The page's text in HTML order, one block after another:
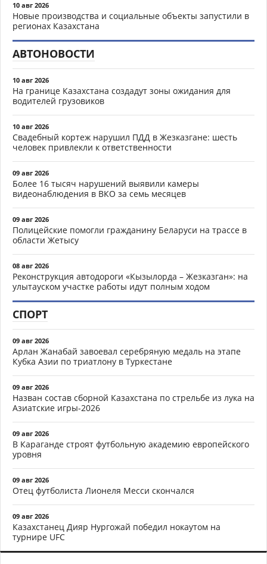
10 авг 2026
Новые производства и социальные объекты запустили в
регионах Казахстана
АВТОНОВОСТИ
10 авг 2026
На границе Казахстана создадут зоны ожидания для
водителей грузовиков
10 авг 2026
Свадебный кортеж нарушил ПДД в Жезказгане: шесть
человек привлекли к ответственности
09 авг 2026
Более 16 тысяч нарушений выявили камеры
видеонаблюдения в ВКО за семь месяцев
09 авг 2026
Полицейские помогли гражданину Беларуси на трассе в
области Жетысу
08 авг 2026
Реконструкция автодороги «Кызылорда – Жезказган»: на
улытауском участке работы идут полным ходом
СПОРТ
09 авг 2026
Арлан Жанабай завоевал серебряную медаль на этапе
Кубка Азии по триатлону в Туркестане
09 авг 2026
Назван состав сборной Казахстана по стрельбе из лука на
Азиатские игры-2026
09 авг 2026
В Караганде строят футбольную академию европейского
уровня
09 авг 2026
Отец футболиста Лионеля Месси скончался
09 авг 2026
Казахстанец Дияр Нургожай победил нокаутом на
турнире UFC